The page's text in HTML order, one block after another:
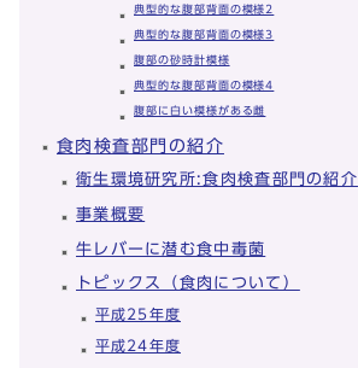
典型的な腹部背面の模様2
典型的な腹部背面の模様3
腹部の砂時計模様
典型的な腹部背面の模様4
腹部に白い模様がある雌
食肉検査部門の紹介
衛生環境研究所:食肉検査部門の紹介
事業概要
牛レバーに潜む食中毒菌
トピックス（食肉について）
平成25年度
平成24年度